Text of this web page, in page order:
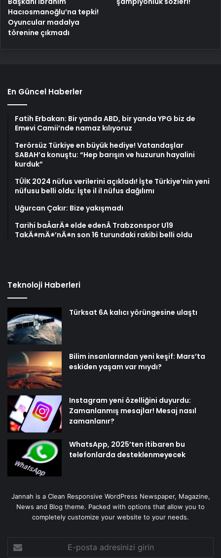
Hacıosmanoğlu’na tepki!
Oyuncular madalya
törenine çıkmadı
En Güncel Haberler
Fatih Erbakan: Bir yanda ABD, bir yanda YPG biz de
Emevi Camii’nde namaz kılıyoruz
Terörsüz Türkiye en büyük hediye! Vatandaşlar
SABAH’a konuştu: “Hep barışın ve huzurun hayalini
kurduk”
TÜİK 2024 nüfus verilerini açıkladı! İşte Türkiye’nin yeni
nüfusu belli oldu: İşte il il nüfus dağılımı
Uğurcan Çakır: Bize yakışmadı
Tarihi baÅarÄ± elde edenÂ Trabzonspor U19
TakÄ±mÄ±’nÄ±n son 16 turundaki rakibi belli oldu
Teknoloji Haberleri
Türksat 6A kalıcı yörüngesine ulaştı
Bilim insanlarından yeni keşif: Mars’ta
eskiden yaşam var mıydı?
Instagram yeni özelliğini duyurdu:
Zamanlanmış mesajlar! Mesaj nasıl
zamanlanır?
WhatsApp, 2025’ten itibaren bu
telefonlarda desteklenmeyecek
Jannah is a Clean Responsive WordPress Newspaper, Magazine,
News and Blog theme. Packed with options that allow you to
completely customize your website to your needs.
posta